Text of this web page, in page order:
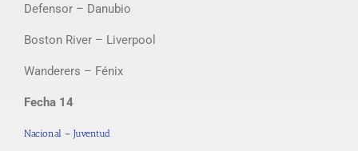
Defensor – Danubio
Boston River – Liverpool
Wanderers – Fénix
Fecha 14
Nacional – Juventud